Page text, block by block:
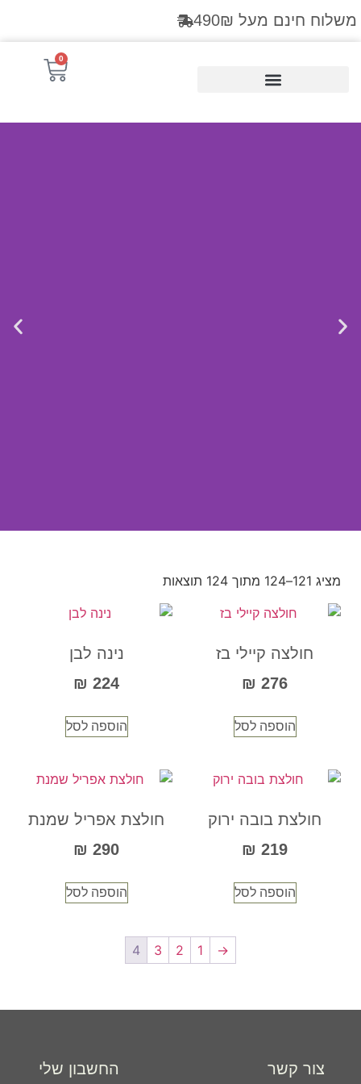
משלוח חינם מעל 490₪
0
שבפשטות
מציג 121–124 מתוך 124 תוצאות
חולצה קיילי בז
276
₪
הוספה לסל
נינה לבן
224
₪
הוספה לסל
חולצת בובה ירוק
219
₪
הוספה לסל
חולצת אפריל שמנת
290
₪
הוספה לסל
→
1
2
3
4
צור קשר החשבון שלי